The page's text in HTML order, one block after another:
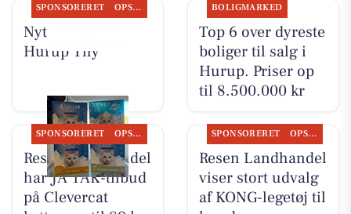
SPONSORERET OPSLAGSTAVLEN
Nyt fra EDC
Hurup Thy
BOLIGMARKED
Top 6 over dyreste
boliger til salg i
Hurup. Priser op
til 8.500.000 kr
SPONSORERET OPSLAGSTAVLEN
Resen Landhandel
har JA TAK-tilbud
på Clevercat
SPONSORERET OPSLAGSTAVLEN
Resen Landhandel
viser stort udvalg
af KONG-legetøj til